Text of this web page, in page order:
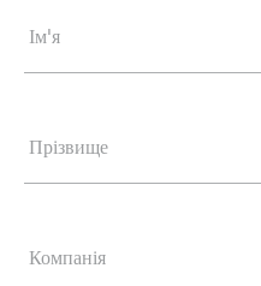
Ім'я
Прізвище
Компанія